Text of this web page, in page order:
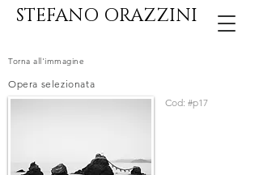
STEFANO ORAZZINI
Torna all'immagine
Opera selezionata
Cod: #p17